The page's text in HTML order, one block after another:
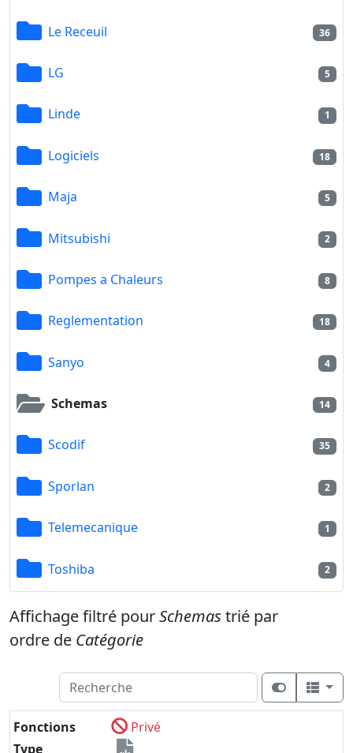
Le Receuil 36
LG 5
Linde 1
Logiciels 18
Maja 5
Mitsubishi 2
Pompes a Chaleurs 8
Reglementation 18
Sanyo 4
Schemas 14
Scodif 35
Sporlan 2
Telemecanique 1
Toshiba 2
Affichage filtré pourSchemas trié par
ordre de Catégorie
Fonctions
Privé
Type